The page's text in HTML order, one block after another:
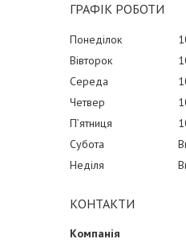
ГРАФІК РОБОТИ
Понеділок
Вівторок
Середа
Четвер
Пʼятниця
Субота
Неділя
КОНТАКТИ